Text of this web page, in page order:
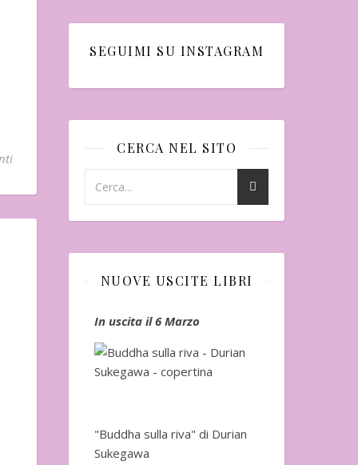
SEGUIMI SU INSTAGRAM
CERCA NEL SITO
NUOVE USCITE LIBRI
In uscita il 6 Marzo
"Buddha sulla riva" di Durian
Sukegawa